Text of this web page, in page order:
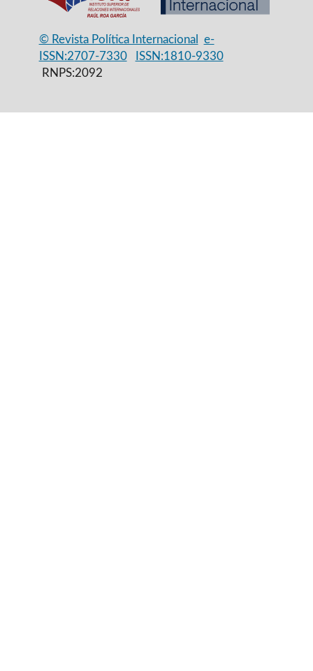
© Revista Política Internacional
e-
ISSN:2707-7330
ISSN:1810-9330
RNPS:2092